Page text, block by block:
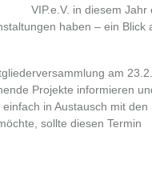
VIP.e.V. in diesem Jahr
haben – ein Blick
am
Projekte informieren
in Austausch mit den
sollte diesen Termin